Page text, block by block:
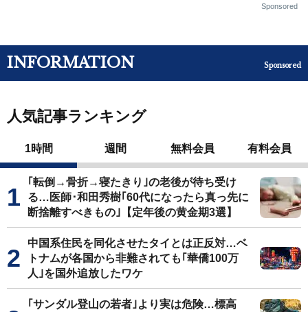
Sponsored
INFORMATION Sponsored
人気記事ランキング
1時間 週間 無料会員 有料会員
｢転倒→骨折→寝たきり｣の老後が待ち受け
る…医師･和田秀樹｢60代になったら真っ先に
断捨離すべきもの｣【定年後の黄金期3選】
中国系住民を同化させたタイとは正反対…ベ
トナムが各国から非難されても｢華僑100万
人｣を国外追放したワケ
｢サンダル登山の若者｣より実は危険…標高